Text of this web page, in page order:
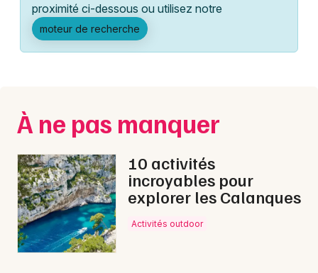
Activité & Expérience
Manifestations
Spectacles
Concerts
Sports
Soirées
Sorties famille
Lyon
Marseille
Nantes
Nice
Paris
Strasbourg
Toulouse
proximité ci-dessous ou utilisez notre
moteur de recherche
À ne pas manquer
10 activités
incroyables pour
explorer les Calanques
Activités outdoor